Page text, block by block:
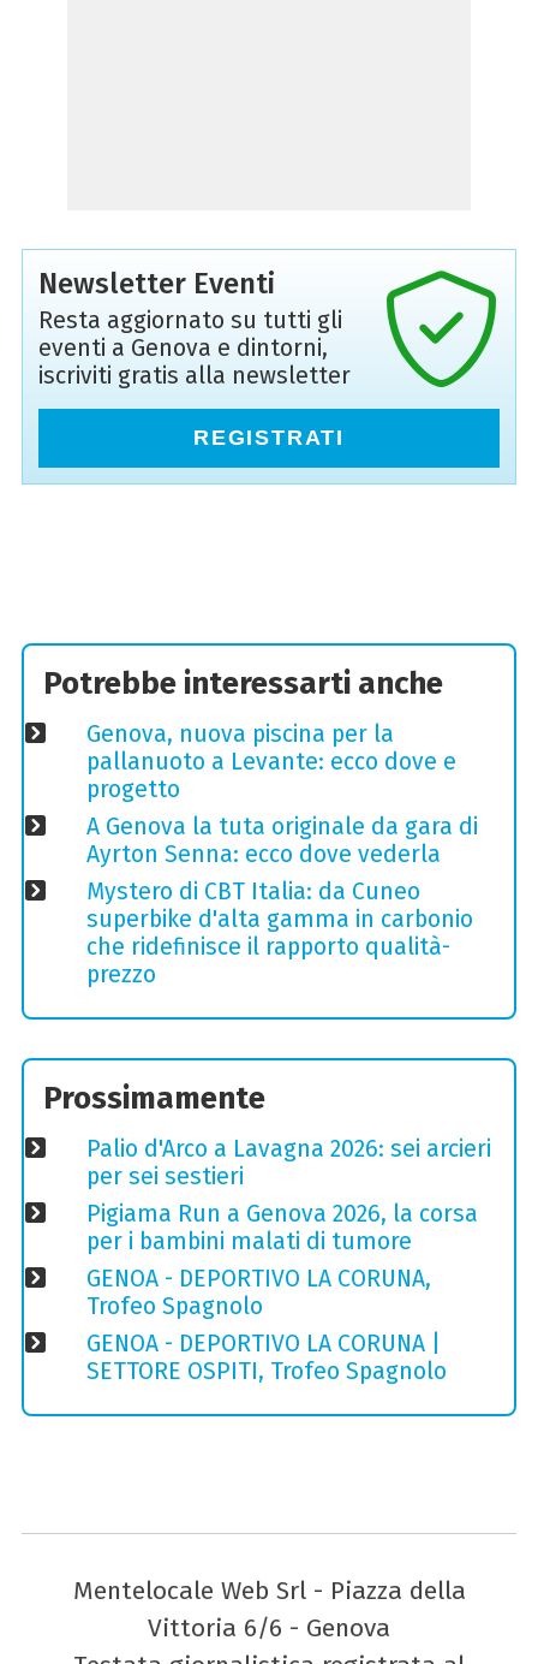
Newsletter Eventi
Resta aggiornato su tutti gli
eventi a Genova e dintorni,
iscriviti gratis alla newsletter
REGISTRATI
Potrebbe interessarti anche
Genova, nuova piscina per la
pallanuoto a Levante: ecco dove e
progetto
A Genova la tuta originale da gara di
Ayrton Senna: ecco dove vederla
Mystero di CBT Italia: da Cuneo
superbike d'alta gamma in carbonio
che ridefinisce il rapporto qualità-
prezzo
Prossimamente
Palio d'Arco a Lavagna 2026: sei arcieri
per sei sestieri
Pigiama Run a Genova 2026, la corsa
per i bambini malati di tumore
GENOA - DEPORTIVO LA CORUNA,
Trofeo Spagnolo
GENOA - DEPORTIVO LA CORUNA |
SETTORE OSPITI, Trofeo Spagnolo
Mentelocale Web Srl - Piazza della
Vittoria 6/6 - Genova